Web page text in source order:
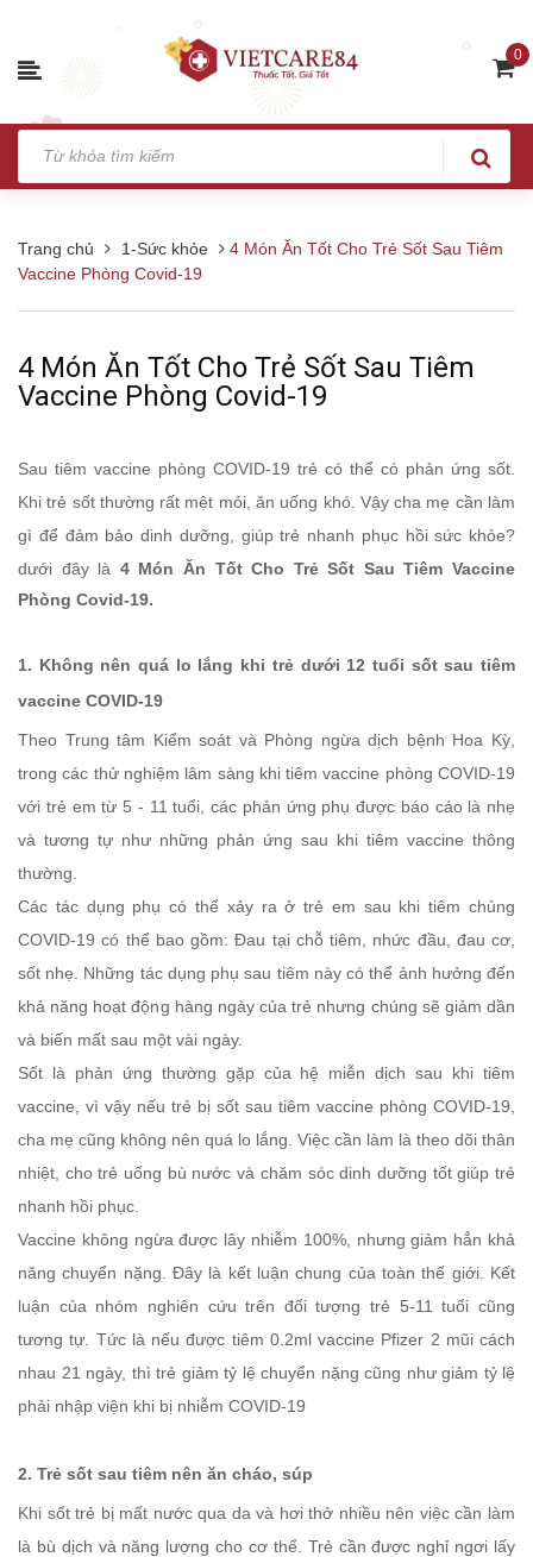
0
Trang chủ 1-Sức khỏe
4 Món Ăn Tốt Cho Trẻ Sốt Sau Tiêm
Vaccine Phòng Covid-19
4 Món Ăn Tốt Cho Trẻ Sốt Sau Tiêm
Vaccine Phòng Covid-19
Sau tiêm vaccine phòng COVID-19 trẻ có thể có phản ứng sốt.
Khi trẻ sốt thường rất mệt mỏi, ăn uống khó. Vậy cha mẹ cần làm
gì để đảm bảo dinh dưỡng, giúp trẻ nhanh phục hồi sức khỏe?
dưới đây là 4 Món Ăn Tốt Cho Trẻ Sốt Sau Tiêm Vaccine
Phòng Covid-19.
1. Không nên quá lo lắng khi trẻ dưới 12 tuổi sốt sau tiêm
vaccine COVID-19
Theo Trung tâm Kiểm soát và Phòng ngừa dịch bệnh Hoa Kỳ,
trong các thử nghiệm lâm sàng khi tiêm vaccine phòng COVID-19
với trẻ em từ 5 - 11 tuổi, các phản ứng phụ được báo cáo là nhẹ
và tương tự như những phản ứng sau khi tiêm vaccine thông
thường.
Các tác dụng phụ có thể xảy ra ở trẻ em sau khi tiêm chủng
COVID-19 có thể bao gồm: Đau tại chỗ tiêm, nhức đầu, đau cơ,
sốt nhẹ. Những tác dụng phụ sau tiêm này có thể ảnh hưởng đến
khả năng hoạt động hàng ngày của trẻ nhưng chúng sẽ giảm dần
và biến mất sau một vài ngày.
Sốt là phản ứng thường gặp của hệ miễn dịch sau khi tiêm
vaccine, vì vậy nếu trẻ bị sốt sau tiêm vaccine phòng COVID-19,
cha mẹ cũng không nên quá lo lắng. Việc cần làm là theo dõi thân
nhiệt, cho trẻ uống bù nước và chăm sóc dinh dưỡng tốt giúp trẻ
nhanh hồi phục.
Vaccine không ngừa được lây nhiễm 100%, nhưng giảm hẳn khả
năng chuyển nặng. Đây là kết luận chung của toàn thế giới. Kết
luận của nhóm nghiên cứu trên đối tượng trẻ 5-11 tuổi cũng
tương tự. Tức là nếu được tiêm 0.2ml vaccine Pfizer 2 mũi cách
nhau 21 ngày, thì trẻ giảm tỷ lệ chuyển nặng cũng như giảm tỷ lệ
phải nhập viện khi bị nhiễm COVID-19
2. Trẻ sốt sau tiêm nên ăn cháo, súp
Khi sốt trẻ bị mất nước qua da và hơi thở nhiều nên việc cần làm
là bù dịch và năng lượng cho cơ thể. Trẻ cần được nghỉ ngơi lấy